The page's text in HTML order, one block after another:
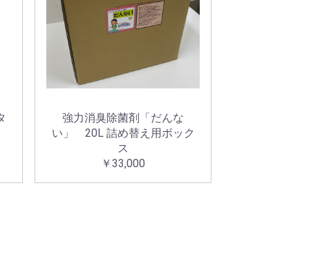
強力消臭除菌剤「だんな
い」 20L 詰め替え用ボック
ス
￥33,000